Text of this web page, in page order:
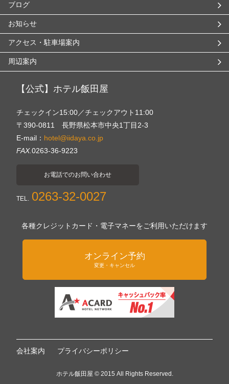
ブログ
お知らせ
アクセス・駐車場案内
周辺案内
【公式】ホテル飯田屋
チェックイン15:00／チェックアウト11:00
〒390-0811 長野県松本市中央1丁目2-3
E-mail： hotel@iidaya.co.jp
FAX.0263-36-9223
お電話でのお問い合わせ
TEL. 0263-32-0027
各種クレジットカード・電子マネーをご利用いただけます
オンライン予約
変更・キャンセル
会社案内 プライバシーポリシー
ホテル飯田屋 © 2015 All Rights Reserved.